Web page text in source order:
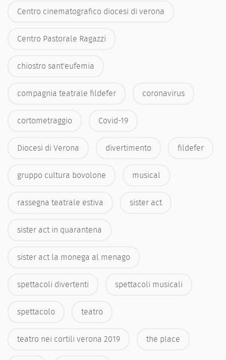
Centro cinematografico diocesi di verona
Centro Pastorale Ragazzi
chiostro sant'eufemia
compagnia teatrale fildefer coronavirus
cortometraggio Covid-19
Diocesi di Verona divertimento fildefer
gruppo cultura bovolone musical
rassegna teatrale estiva sister act
sister act in quarantena
sister act la monega al menago
spettacoli divertenti spettacoli musicali
spettacolo teatro
teatro nei cortili verona 2019 the place